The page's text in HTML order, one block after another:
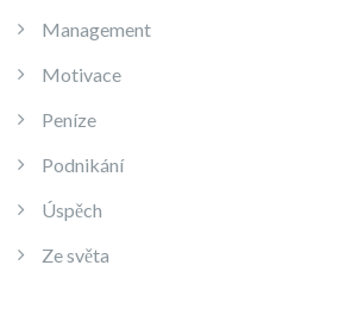
Management
Motivace
Peníze
Podnikání
Úspěch
Ze světa